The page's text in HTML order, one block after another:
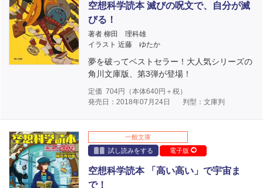
空想科学読本 滅びの呪文で、自分が滅
びる！
著者 柳田 理科雄
イラスト 近藤 ゆたか
夢を破ってベストセラー！大人気シリーズの
角川文庫版、第3弾が登場！
定価 704円（本体640円＋税）
発売日：2018年07月24日
判型：文庫判
一般文庫
試し読みをする
電子版
空想科学読本 「高い高い」で宇宙ま
で！